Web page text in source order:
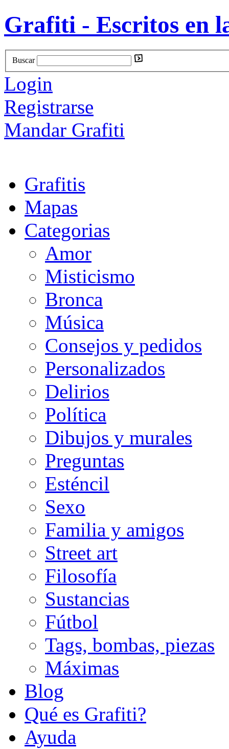
Grafiti - Escritos en
Buscar
Login
Registrarse
Mandar Grafiti
Grafitis
Mapas
Categorias
Amor
Misticismo
Bronca
Música
Consejos y pedidos
Personalizados
Delirios
Política
Dibujos y murales
Preguntas
Esténcil
Sexo
Familia y amigos
Street art
Filosofía
Sustancias
Fútbol
Tags, bombas, piezas
Máximas
Blog
Qué es Grafiti?
Ayuda